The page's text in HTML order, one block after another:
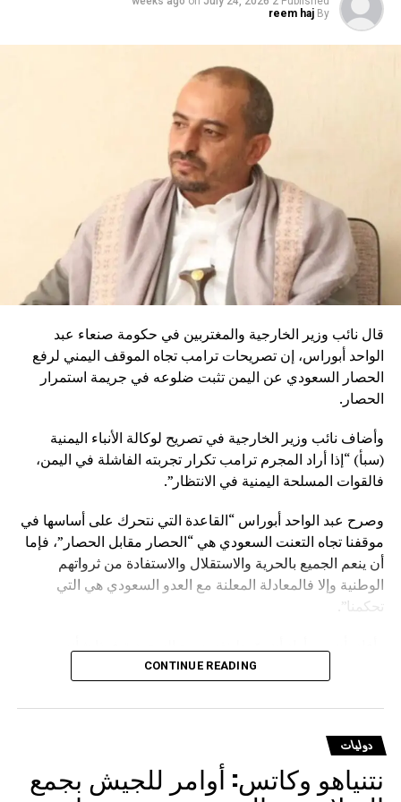
ترامب: واشنطن أنفقت 999 مليار دولار على حلف “الناتو”
By
reem haj
قال نائب وزير الخارجية والمغتربين في حكومة صنعاء عبد
الواحد أبوراس، إن تصريحات ترامب تجاه الموقف اليمني لرفع
الحصار السعودي عن اليمن تثبت ضلوعه في جريمة استمرار
الحصار.
وأضاف نائب وزير الخارجية في تصريح لوكالة الأنباء اليمنية
(سبأ) “إذا أراد المجرم ترامب تكرار تجربته الفاشلة في اليمن،
فالقوات المسلحة اليمنية في الانتظار”.
وصرح عبد الواحد أبوراس “القاعدة التي نتحرك على أساسها في
موقفنا تجاه التعنت السعودي هي “الحصار مقابل الحصار”، فإما
أن ينعم الجميع بالحرية والاستقلال والاستفادة من ثرواتهم
الوطنية وإلا فالمعادلة المعلنة مع العدو السعودي هي التي
تحكمنا”.
وسيدفع ثمنا باهظا نتيجة قراره الخاطئ، مؤكدا أنهم يتحركون
المشروعة للشعوب إلا قانون الغاب، مشيرا إلى أن على
السعودية أن تعي جيدا أن المخرج الوحيد لرفع الحصار عنها يتمثل
في رفع الحصار عن اليمن.
CONTINUE READING
دوليات
نتنياهو وكاتس: أوامر للجيش بجمع